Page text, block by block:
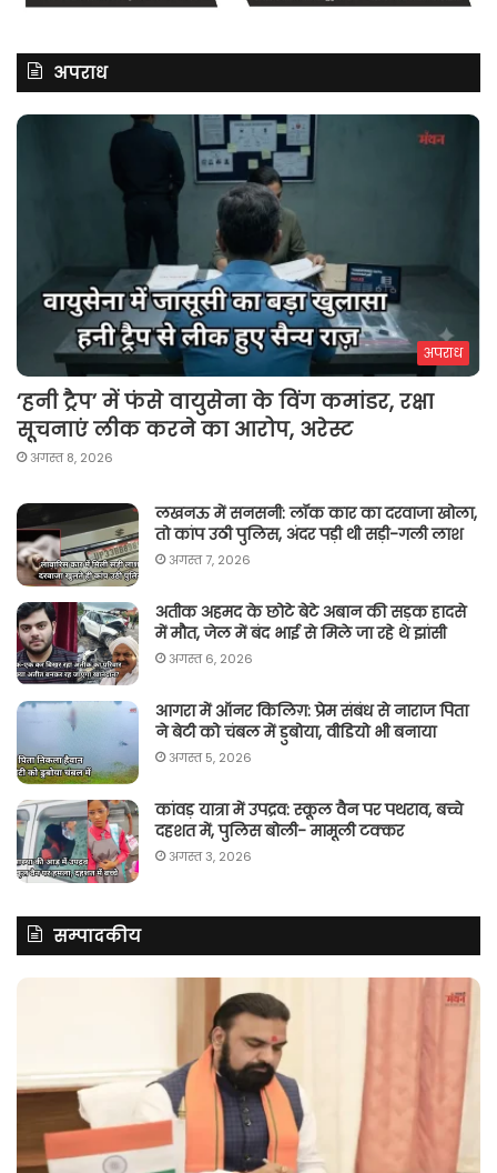
अपराध
अपराध
‘हनी ट्रैप’ में फंसे वायुसेना के विंग कमांडर, रक्षा
सूचनाएं लीक करने का आरोप, अरेस्ट
अगस्त 8, 2026
लखनऊ में सनसनी: लॉक कार का दरवाजा खोला,
तो कांप उठी पुलिस, अंदर पड़ी थी सड़ी-गली लाश
अगस्त 7, 2026
अतीक अहमद के छोटे बेटे अबान की सड़क हादसे
में मौत, जेल में बंद भाई से मिले जा रहे थे झांसी
अगस्त 6, 2026
आगरा में ऑनर किलिग़: प्रेम संबंध से नाराज पिता
ने बेटी को चंबल में डुबोया, वीडियो भी बनाया
अगस्त 5, 2026
कांवड़ यात्रा में उपद्रव: स्कूल वैन पर पथराव, बच्चे
दहशत में, पुलिस बोली- मामूली टक्कर
अगस्त 3, 2026
सम्पादकीय